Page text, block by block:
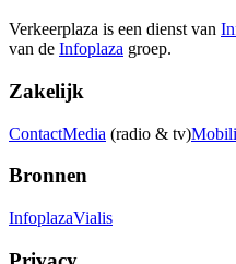
Verkeerplaza is een dienst van
van de Infoplaza groep.
Zakelijk
ContactMedia (radio & tv)
Bronnen
InfoplazaVialis